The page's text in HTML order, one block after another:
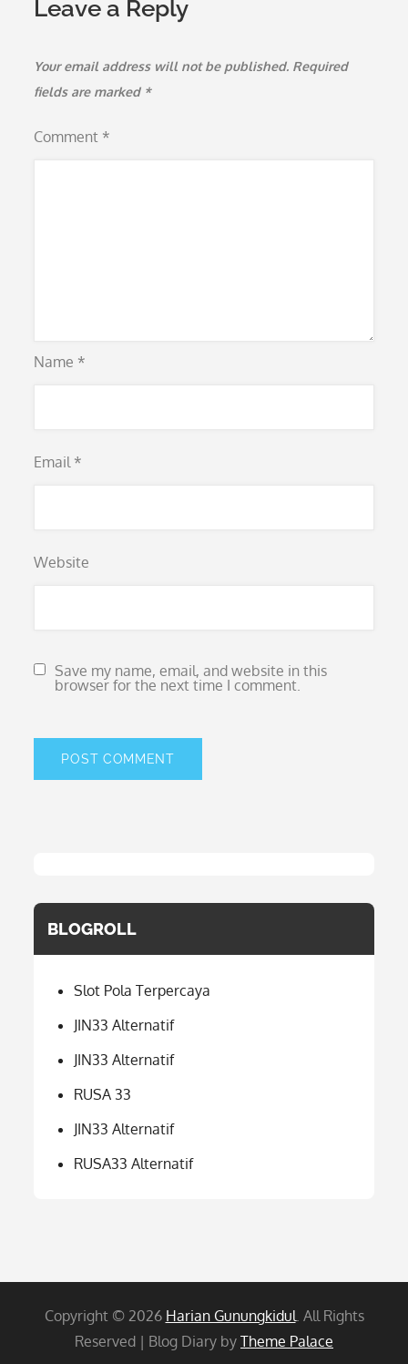
Leave a Reply
Your email address will not be published. Required
fields are marked *
Comment *
Name *
Email *
Website
Save my name, email, and website in this
browser for the next time I comment.
BLOGROLL
Slot Pola Terpercaya
JIN33 Alternatif
JIN33 Alternatif
RUSA 33
JIN33 Alternatif
RUSA33 Alternatif
Copyright © 2026 Harian Gunungkidul. All Rights
Reserved | Blog Diary by Theme Palace